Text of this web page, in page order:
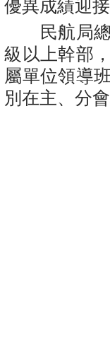
優異成績迎
民航局總
級以上幹部
屬單位領導
別在主、分